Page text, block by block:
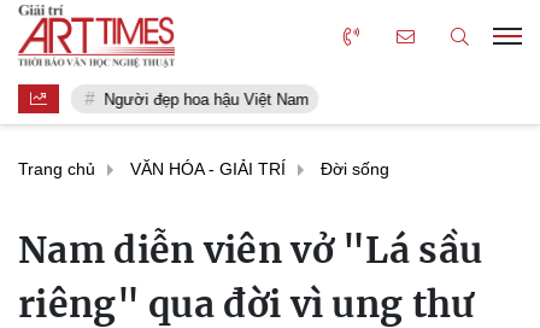
Người đẹp hoa hậu Việt Nam
Trang chủ VĂN HÓA - GIẢI TRÍ Đời sống
Nam diễn viên vở "Lá sầu
riêng" qua đời vì ung thư